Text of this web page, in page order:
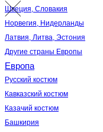
Швеция, Словакия
Норвегия, Нидерланды
Латвия, Литва, Эстония
Другие страны Европы
Европа
Русский костюм
Кавказский костюм
Казачий костюм
Башкирия